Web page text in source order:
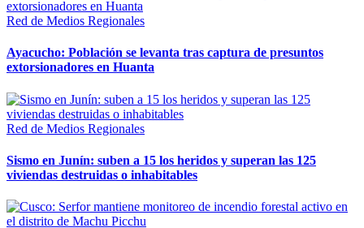
Red de Medios Regionales
Ayacucho: Población se levanta tras captura de presuntos
extorsionadores en Huanta
Red de Medios Regionales
Sismo en Junín: suben a 15 los heridos y superan las 125
viviendas destruidas o inhabitables